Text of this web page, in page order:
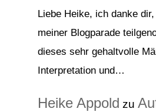
Liebe Heike, ich danke
meiner Blogparade
dieses sehr gehaltvolle
Interpretation und…
Heike Appold zu